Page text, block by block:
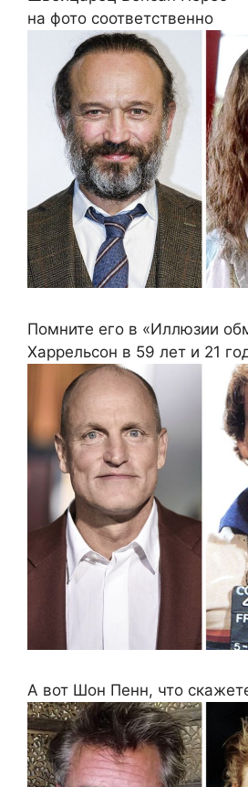
на фото соответственно
Помните его в «Иллюзии
Харрельсон в 59 лет и 21
А вот Шон Пенн, что